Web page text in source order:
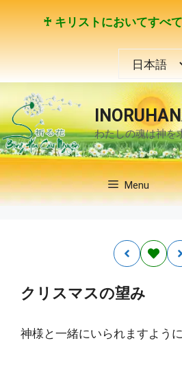
ス
キ
ッ
プ
♰ キリストにおいてすべ
を
選
択
わたしの魂は神を
Menu
クリスマスの望み
神様と一緒にいられますように